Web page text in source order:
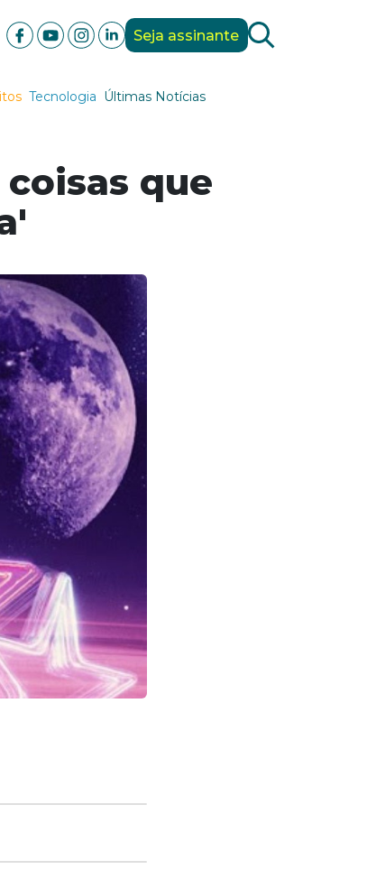
Seja assinante
Tecnologia Últimas Notícias
que